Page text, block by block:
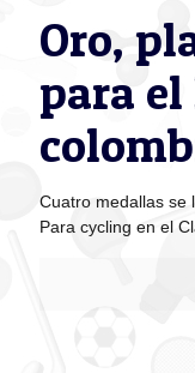
Oro,
para
Cuatro medallas se
Para cycling en el